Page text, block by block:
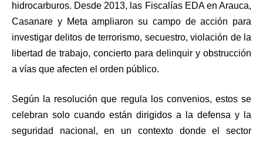
hidrocarburos. Desde 2013, las Fiscalías EDA en Arauca,
Casanare y Meta ampliaron su campo de acción para
investigar delitos de terrorismo, secuestro, violación de la
libertad de trabajo, concierto para delinquir y obstrucción
a vías que afecten el orden público.
Según la resolución que regula los convenios, estos se
celebran solo cuando están dirigidos a la defensa y la
seguridad nacional, en un contexto donde el sector